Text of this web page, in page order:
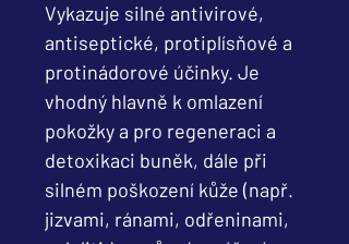
Vykazuje silné antivirové,
antiseptické, protiplísňové a
protinádorové účinky. Je
vhodný hlavně k omlazení
pokožky a pro regeneraci a
detoxikaci buněk, dále při
silném poškození kůže (např.
jizvami, ránami, odřeninami,